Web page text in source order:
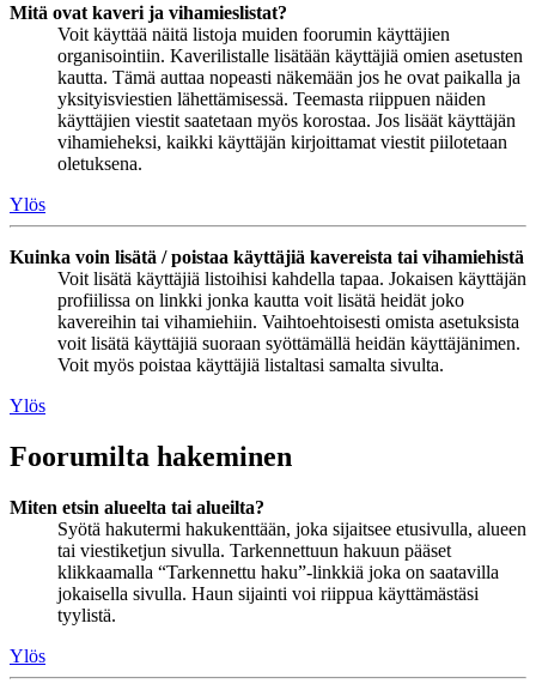
Mitä ovat kaveri ja vihamieslistat?
Voit käyttää näitä listoja muiden foorumin käyttäjien
organisointiin. Kaverilistalle lisätään käyttäjiä omien asetusten
kautta. Tämä auttaa nopeasti näkemään jos he ovat paikalla ja
yksityisviestien lähettämisessä. Teemasta riippuen näiden
käyttäjien viestit saatetaan myös korostaa. Jos lisäät käyttäjän
vihamieheksi, kaikki käyttäjän kirjoittamat viestit piilotetaan
oletuksena.
Ylös
Kuinka voin lisätä / poistaa käyttäjiä kavereista tai vihamiehistä
Voit lisätä käyttäjiä listoihisi kahdella tapaa. Jokaisen käyttäjän
profiilissa on linkki jonka kautta voit lisätä heidät joko
kavereihin tai vihamiehiin. Vaihtoehtoisesti omista asetuksista
voit lisätä käyttäjiä suoraan syöttämällä heidän käyttäjänimen.
Voit myös poistaa käyttäjiä listaltasi samalta sivulta.
Ylös
Foorumilta hakeminen
Miten etsin alueelta tai alueilta?
Syötä hakutermi hakukenttään, joka sijaitsee etusivulla, alueen
tai viestiketjun sivulla. Tarkennettuun hakuun pääset
klikkaamalla “Tarkennettu haku”-linkkiä joka on saatavilla
jokaisella sivulla. Haun sijainti voi riippua käyttämästäsi
tyylistä.
Ylös